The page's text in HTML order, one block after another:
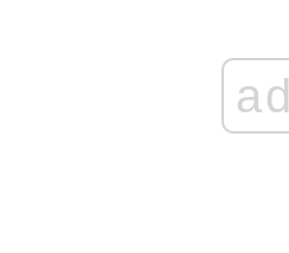
ad